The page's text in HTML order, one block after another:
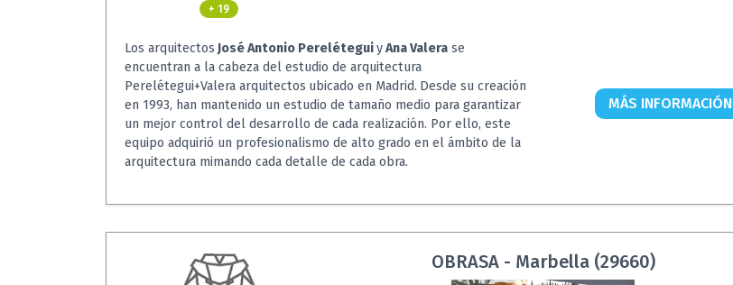
+ 19
Los arquitectos José Antonio PereléteguiyAna Valera se
encuentran a la cabeza del estudio de arquitectura
Perelétegui+Valera arquitectos ubicado en Madrid. Desde su creación
en 1993, han mantenido un estudio de tamaño medio para garantizar
un mejor control del desarrollo de cada realización. Por ello, este
equipo adquirió un profesionalismo de alto grado en el ámbito de la
arquitectura mimando cada detalle de cada obra.
MÁS INFORMACIÓN
OBRASA - Marbella (29660)